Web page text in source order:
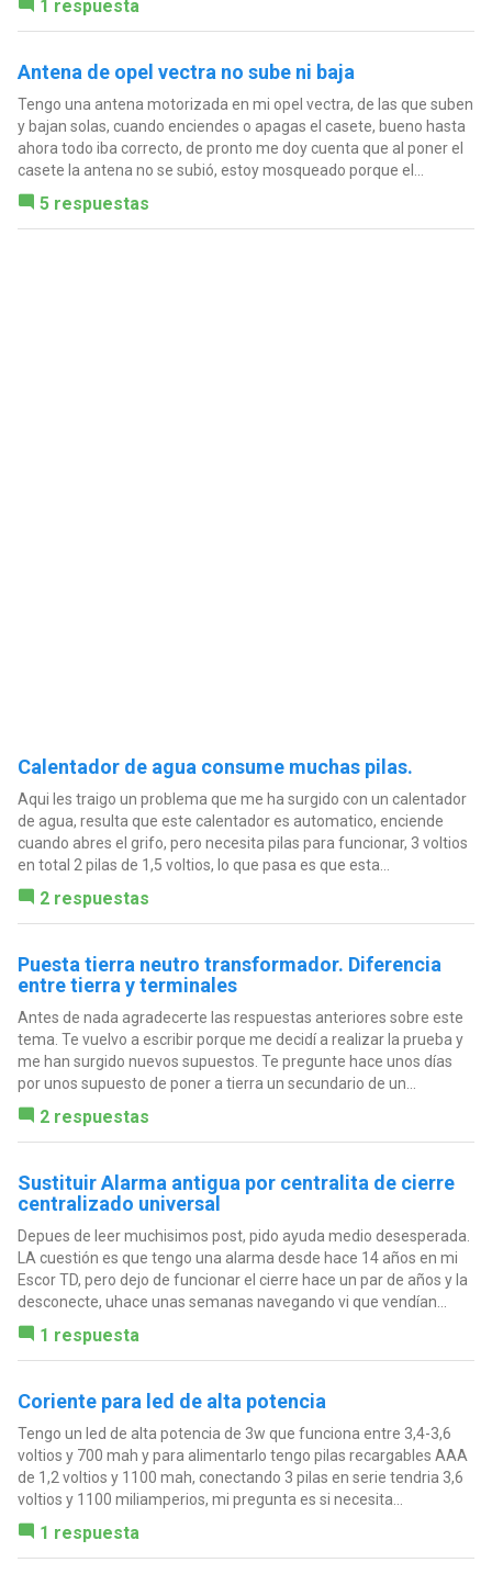
1 respuesta
Antena de opel vectra no sube ni baja
Tengo una antena motorizada en mi opel vectra, de las que suben
y bajan solas, cuando enciendes o apagas el casete, bueno hasta
ahora todo iba correcto, de pronto me doy cuenta que al poner el
casete la antena no se subió, estoy mosqueado porque el...
5 respuestas
Calentador de agua consume muchas pilas.
Aqui les traigo un problema que me ha surgido con un calentador
de agua, resulta que este calentador es automatico, enciende
cuando abres el grifo, pero necesita pilas para funcionar, 3 voltios
en total 2 pilas de 1,5 voltios, lo que pasa es que esta...
2 respuestas
Puesta tierra neutro transformador. Diferencia
entre tierra y terminales
Antes de nada agradecerte las respuestas anteriores sobre este
tema. Te vuelvo a escribir porque me decidí a realizar la prueba y
me han surgido nuevos supuestos. Te pregunte hace unos días
por unos supuesto de poner a tierra un secundario de un...
2 respuestas
Sustituir Alarma antigua por centralita de cierre
centralizado universal
Depues de leer muchisimos post, pido ayuda medio desesperada.
LA cuestión es que tengo una alarma desde hace 14 años en mi
Escor TD, pero dejo de funcionar el cierre hace un par de años y la
desconecte, uhace unas semanas navegando vi que vendían...
1 respuesta
Coriente para led de alta potencia
Tengo un led de alta potencia de 3w que funciona entre 3,4-3,6
voltios y 700 mah y para alimentarlo tengo pilas recargables AAA
de 1,2 voltios y 1100 mah, conectando 3 pilas en serie tendria 3,6
voltios y 1100 miliamperios, mi pregunta es si necesita...
1 respuesta